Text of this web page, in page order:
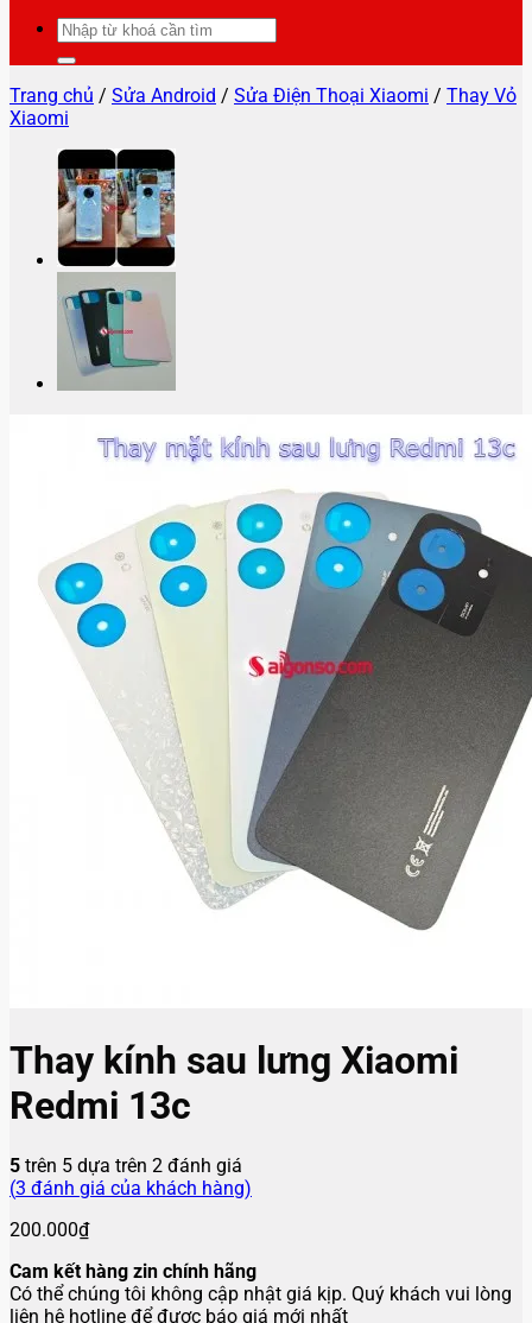
Tìm
kiếm:
Trang chủ / Sửa Android / Sửa Điện Thoại Xiaomi / Thay Vỏ
Xiaomi
Thay kính sau lưng Xiaomi
Redmi 13c
5 trên 5 dựa trên 2 đánh giá
(3 đánh giá của khách hàng)
200.000₫
Cam kết hàng zin chính hãng
Có thể chúng tôi không cập nhật giá kịp. Quý khách vui lòng
liên hệ hotline để được báo giá mới nhất